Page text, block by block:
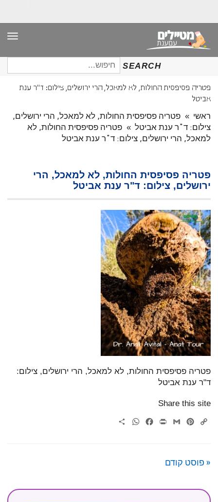
SEARCH
חיפוש
עבור:
פטריה פסיפסית החולות, לא למאכל, הרי ירושלים, צילום: ד"ר ענת
אביטל
ראשי » פטריה פסיפסית החולות, לא למאכל, הרי ירושלים,
צילום: ד"ר ענת אביטל » פטריה פסיפסית החולות, לא
למאכל, הרי ירושלים, צילום: ד"ר ענת אביטל
פטריה פסיפסית החולות, לא למאכל, הרי
ירושלים, צילום: ד"ר ענת אביטל
פטריה פסיפסית החולות, לא למאכל, הרי ירושלים, צילום:
ד"ר ענת אביטל
Share this site
Copy
Pinterest
Gmail
Print
Facebook
WhatsApp
« פוסט קודם